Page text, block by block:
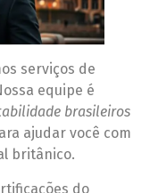
serviços de
equipe é
brasileiros
ajudar você com
britânico.
do